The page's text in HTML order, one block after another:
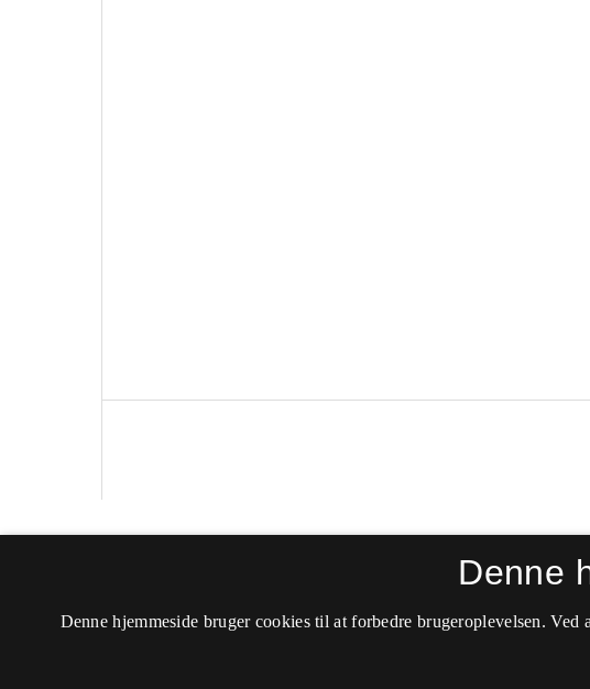
ISSN 2246-042X (Online)
Denne
Denne hjemmeside bruger cookies til at forbedre brugeroplevelsen.